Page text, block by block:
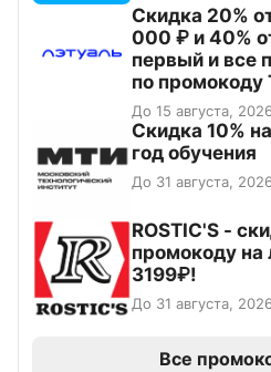
Скидка 20%
000 ₽ и 40%
первый и все
по
До 15 августа,
Скидка 10%
год обучения
До 31 августа,
ROSTIC'S -
промокоду на
3199₽!
До 31 августа,
Все